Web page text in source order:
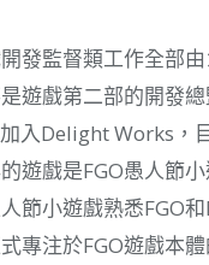
發監督類工作全部
遊戲第二部的開發
入Delight Works，
遊戲是FGO愚人節
節小遊戲熟悉FGO
專注於FGO遊戲本